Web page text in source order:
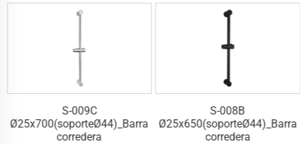
S-009C
Ø25x700(soporteØ44)_Barra
corredera
S-008B
Ø25x650(soporteØ44)_Barra
corredera